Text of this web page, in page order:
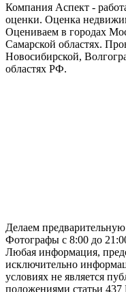
Компания Аспект -
оценки. Оценка
Оцениваем в городах
Самарской областях.
Новосибирской,
областях РФ.
Делаем
Фотографы с 8:00 до
Любая информация,
исключительно
условиях не является
положениями статьи 437